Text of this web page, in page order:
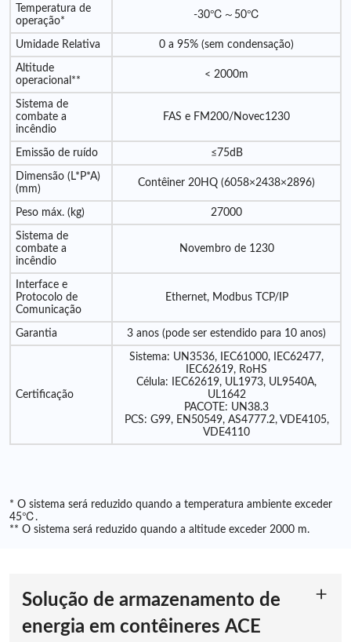
Temperatura de
operação*
-30℃～50℃
Umidade Relativa 0 a 95% (sem condensação)
Altitude
operacional**
< 2000m
Sistema de
combate a
incêndio
FAS e FM200/Novec1230
Emissão de ruído ≤75dB
Dimensão (L*P*A)
(mm)
Contêiner 20HQ (6058×2438×2896)
Peso máx. (kg) 27000
Sistema de
combate a
incêndio
Novembro de 1230
Interface e
Protocolo de
Comunicação
Ethernet, Modbus TCP/IP
Garantia 3 anos (pode ser estendido para 10 anos)
Certificação
Sistema: UN3536, IEC61000, IEC62477,
IEC62619, RoHS
Célula: IEC62619, UL1973, UL9540A,
UL1642
PACOTE: UN38.3
PCS: G99, EN50549, AS4777.2, VDE4105,
VDE4110
* O sistema será reduzido quando a temperatura ambiente exceder
45℃.
** O sistema será reduzido quando a altitude exceder 2000 m.
Solução de armazenamento de
energia em contêineres ACE